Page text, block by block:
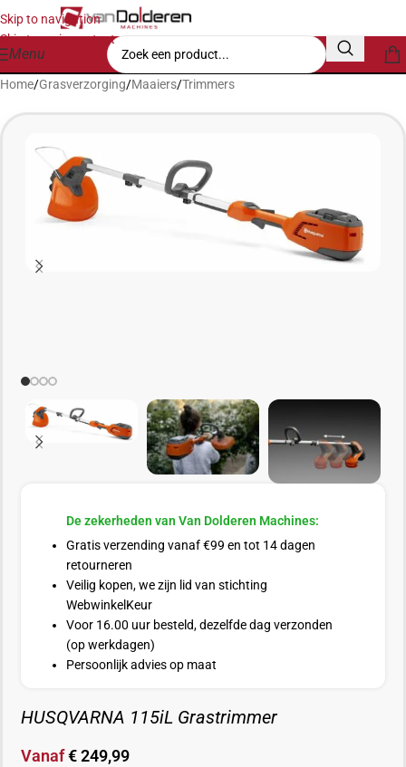
Skip to navigation
Skip to main content
Menu
Home/Grasverzorging/Maaiers/Trimmers
De zekerheden van Van Dolderen Machines:
Gratis verzending vanaf €99 en tot 14 dagen
retourneren
Veilig kopen, we zijn lid van stichting
WebwinkelKeur
Voor 16.00 uur besteld, dezelfde dag verzonden
(op werkdagen)
Persoonlijk advies op maat
HUSQVARNA 115iL Grastrimmer
Vanaf€249,99